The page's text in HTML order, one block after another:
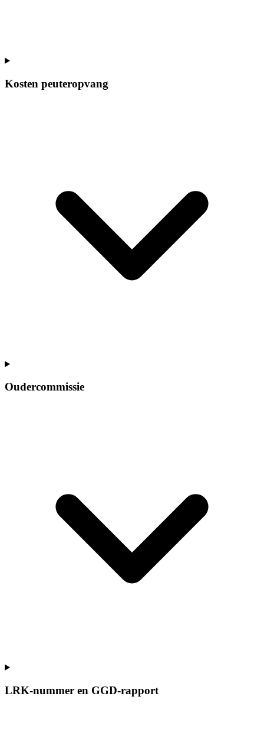
Kosten peuteropvang
Oudercommissie
LRK-nummer en GGD-rapport